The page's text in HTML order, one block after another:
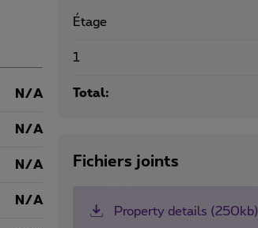
N/A
N/A
N/A
N/A
Étage
1
Total:
Fichiers joints
Property details (250kb)